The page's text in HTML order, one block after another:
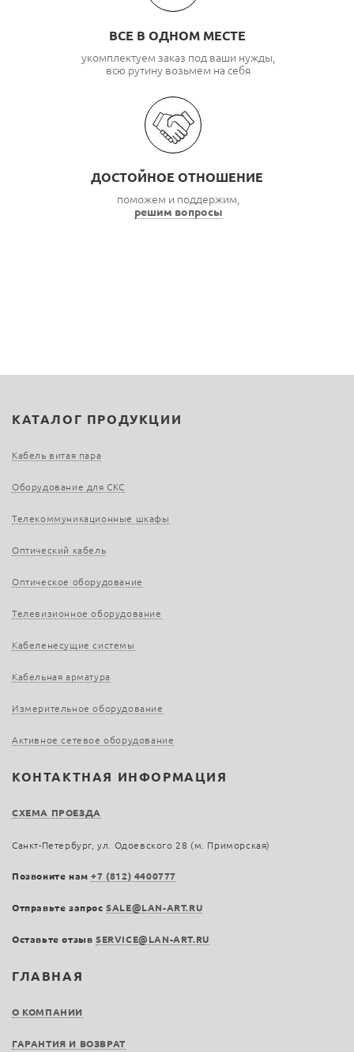
ВСЕ В ОДНОМ МЕСТЕ
укомплектуем заказ под ваши нужды,
всю рутину возьмем на себя
ДОСТОЙНОЕ ОТНОШЕНИЕ
поможем и поддержим,
решим вопросы
ГЛАВНАЯ
О КОМПАНИИ
ГАРАНТИЯ И ВОЗВРАТ
КАТАЛОГ ПРОДУКЦИИ
Кабель витая пара
Оборудование для СКС
Телекоммуникационные шкафы
Оптический кабель
Оптическое оборудование
Телевизионное оборудование
Кабеленесущие системы
Кабельная арматура
Измерительное оборудование
Активное сетевое оборудование
КОНТАКТНАЯ ИНФОРМАЦИЯ
СХЕМА ПРОЕЗДА
Санкт-Петербург, ул. Одоевского 28 (м. Приморская)
Позвоните нам+7 (812) 4400777
Отправьте запросSALE@LAN-ART.RU
Оставьте отзыв SERVICE@LAN-ART.RU